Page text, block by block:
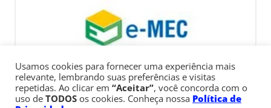
Usamos cookies para fornecer uma experiência mais
relevante, lembrando suas preferências e visitas
repetidas. Ao clicar em “Aceitar”, você concorda com o
uso de TODOS os cookies. Conheça nossa Política de